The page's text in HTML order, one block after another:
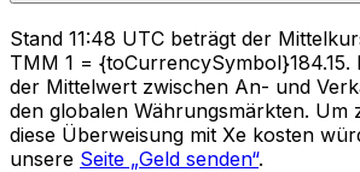
Stand 11:48 UTC beträgt der
TMM ₹1 =
der Mittelwert zwischen An- und
den globalen Währungsmärkten. Um
diese Überweisung mit Xe kosten
unsere Seite „Geld senden“.